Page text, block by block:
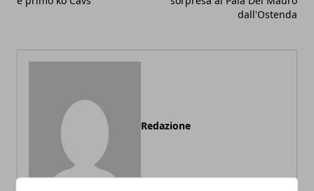
dall'Ostenda
Redazione